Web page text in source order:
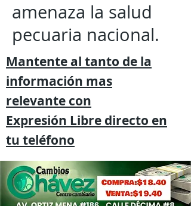
amenaza la salud
pecuaria nacional.
Mantente al tanto de la
información mas
relevante con
Expresión Libre directo en
tu teléfono